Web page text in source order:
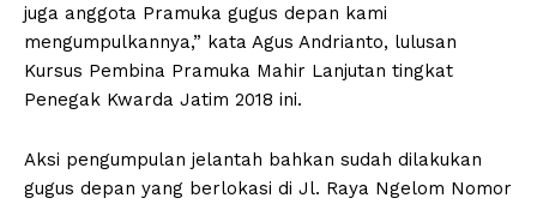
juga anggota Pramuka gugus depan kami
mengumpulkannya,” kata Agus Andrianto, lulusan
Kursus Pembina Pramuka Mahir Lanjutan tingkat
Penegak Kwarda Jatim 2018 ini.
Aksi pengumpulan jelantah bahkan sudah dilakukan
gugus depan yang berlokasi di Jl. Raya Ngelom Nomor